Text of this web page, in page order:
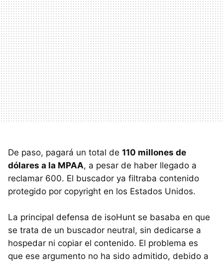
De paso, pagará un total de 110 millones de
dólares a la MPAA, a pesar de haber llegado a
reclamar 600. El buscador ya filtraba contenido
protegido por copyright en los Estados Unidos.
La principal defensa de isoHunt se basaba en que
se trata de un buscador neutral, sin dedicarse a
hospedar ni copiar el contenido. El problema es
que ese argumento no ha sido admitido, debido a